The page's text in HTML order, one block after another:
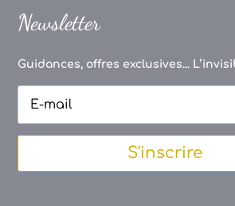
Newsletter
Guidances, offres exclusives...
S'inscrire